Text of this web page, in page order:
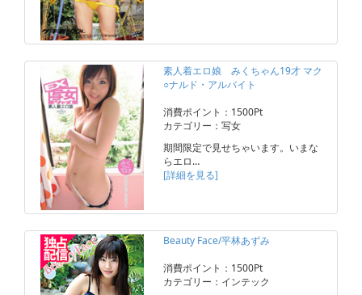
素人着エロ娘 みくちゃん19才 マク
○ナルド・アルバイト
消費ポイント：1500Pt
カテゴリー：写女
期間限定で見せちゃいます。いまな
らエロ…
[詳細を見る]
Beauty Face/平林あずみ
消費ポイント：1500Pt
カテゴリー：インテック